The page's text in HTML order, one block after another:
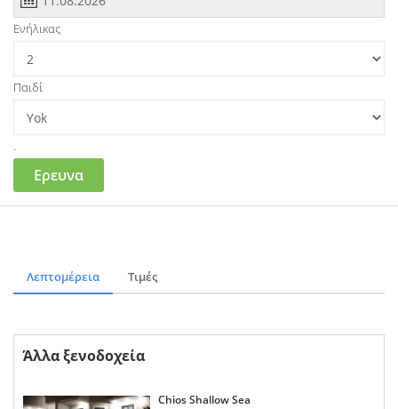
Ενήλικας
Παιδί
.
Ερευνα
Λεπτομέρεια Τιμές
Άλλα ξενοδοχεία
Chios Shallow Sea